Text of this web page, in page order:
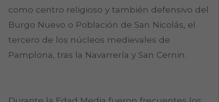
como centro religioso y también defensivo del
Burgo Nuevo o Población de San Nicolás, el
tercero de los núcleos medievales de
Pamplona, tras la Navarrería y San Cernin.